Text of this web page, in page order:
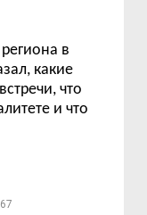
в
какие
что
и что